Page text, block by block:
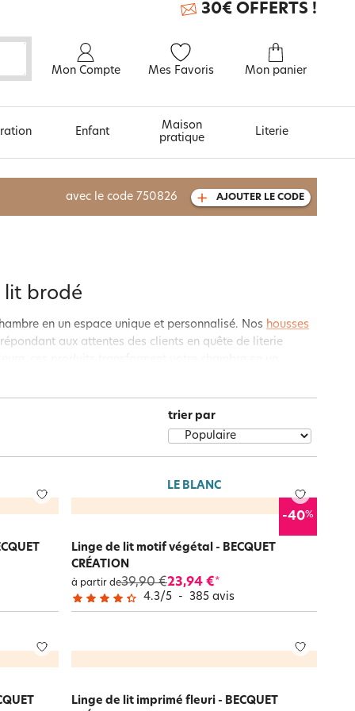
Mon Compte Mes Favoris Mon panier
30€ OFFERTS !
À découvrir aussi
Enfant
Maison
pratique
Literie
avec le code 750826 AJOUTER LE CODE
lit brodé
en un espace unique et personnalisé. Nos housses
aux attentes des clients en quête de literie
trier par
LE BLANC
-40%
Linge de lit motif végétal - BECQUET
CRÉATION
à partir de39,90 €23,94 €*
4.3/5 - 385 avis
Linge de lit imprimé fleuri - BECQUET